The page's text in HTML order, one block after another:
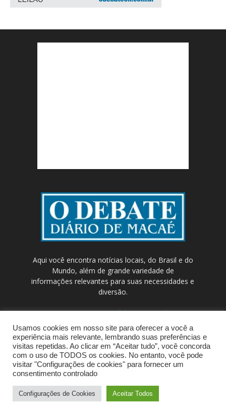
Aqui você encontra notícias locais, do Brasil e do
Mundo, além de grande variedade de
informações relevantes para suas necessidades e
diversão.
Contato:contato@odebateon.com.br /
comercia@odebateon.com.br
© Portal de Notícias ODEBATEON
Usamos cookies em nosso site para oferecer a você a
experiência mais relevante, lembrando suas preferências e
visitas repetidas. Ao clicar em “Aceitar tudo”, você concorda
com o uso de TODOS os cookies. No entanto, você pode
visitar "Configurações de cookies" para fornecer um
consentimento controlado
Configurações de Cookies Aceitar Todos